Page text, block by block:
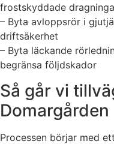
frostskyddade
– Byta avloppsrör i
driftsäkerhet
– Byta läckande
begränsa följdskador
Så går vi
Domargården
Processen börjar med